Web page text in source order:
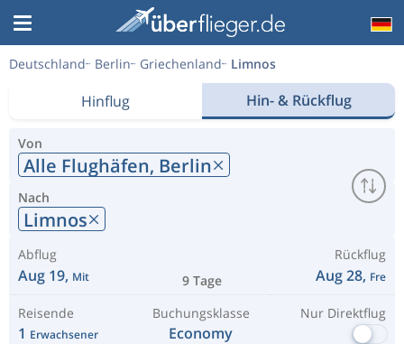
Deutschland Berlin Griechenland Limnos
Hinflug Hin- & Rückflug
Von
Alle Flughäfen, Berlin
Nach
Limnos
Abflug
Aug 19, Mit 9 Tage
Rückflug
Aug 28, Fre
Reisende
1 Erwachsener
Buchungsklasse
Economy
Nur Direktflug